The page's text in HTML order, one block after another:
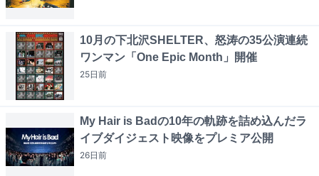
10月の下北沢SHELTER、怒涛の35公演連続
ワンマン「One Epic Month」開催
25日前
My Hair is Badの10年の軌跡を詰め込んだラ
イブダイジェスト映像をプレミア公開
26日前